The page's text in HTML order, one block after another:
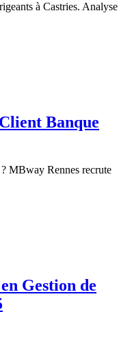
à Castries. Analyse
Banque
MBway Rennes recrute
Gestion de